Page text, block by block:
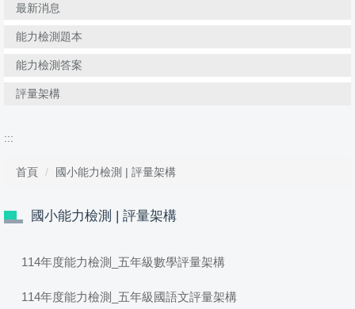
最新消息
能力檢測題本
能力檢測答案
評量架構
:::
首頁 國小能力檢測 | 評量架構
國小能力檢測 | 評量架構
114年度能力檢測_五年級數學評量架構
114年度能力檢測_五年級國語文評量架構